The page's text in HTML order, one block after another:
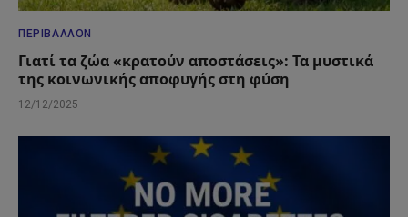
ΠΕΡΙΒΆΛΛΟΝ
Γιατί τα ζώα «κρατούν αποστάσεις»: Τα μυστικά
της κοινωνικής αποφυγής στη φύση
12/12/2025